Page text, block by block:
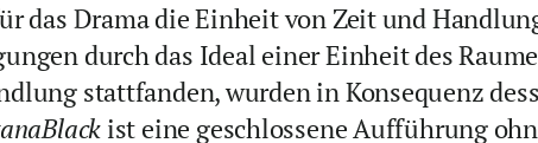
das Drama die Einheit von Zeit und
durch das Ideal einer Einheit des
stattfanden, wurden in Konsequenz
ist eine geschlossene Aufführung